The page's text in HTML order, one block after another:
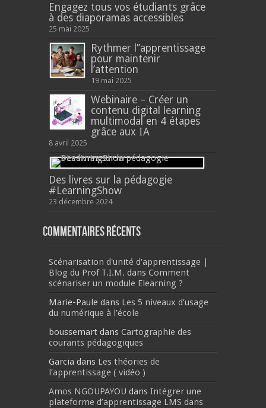
Engagez tous vos étudiants grâce
à des diaporamas accessibles
25 mai 2025
Rythmer l’’apprentissage
pour maintenir
l’attention
19 mai 2025
Webinaire – Créer un
contenu digital learning
multimodal en 4 étapes
grâce aux IA
8 avril 2025
Des livres sur la pédagogie
#LearningShow
23 décembre 2024
Commentaires récents
Scénarisation d'unité d'apprentissage |
Blog du Prof T.I.M. dans Comment
scénariser un module Elearning ?
Marie-Paule dans Les 5 niveaux d’usage
du numérique à l’école
boussemart dans Cartographie des
courants pédagogiques
Garcia dans Les théories de
l’apprentissage ( vidéo )
Amos NGOUPAYOU dans Intégrer une
plateforme d’apprentissage LMS dans